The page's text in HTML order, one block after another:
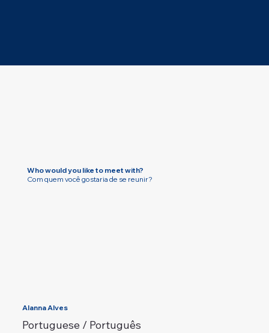
Who would you like to meet with?
Com quem você gostaria de se reunir?
Alanna Alves
Portuguese / Português